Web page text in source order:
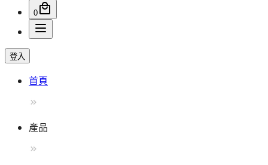
0
登入
首頁
產品